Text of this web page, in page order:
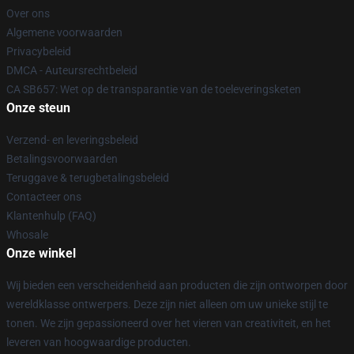
Over ons
Algemene voorwaarden
Privacybeleid
DMCA - Auteursrechtbeleid
CA SB657: Wet op de transparantie van de toeleveringsketen
Onze steun
Verzend- en leveringsbeleid
Betalingsvoorwaarden
Teruggave & terugbetalingsbeleid
Contacteer ons
Klantenhulp (FAQ)
Whosale
Onze winkel
Wij bieden een verscheidenheid aan producten die zijn ontworpen door
wereldklasse ontwerpers. Deze zijn niet alleen om uw unieke stijl te
tonen. We zijn gepassioneerd over het vieren van creativiteit, en het
leveren van hoogwaardige producten.